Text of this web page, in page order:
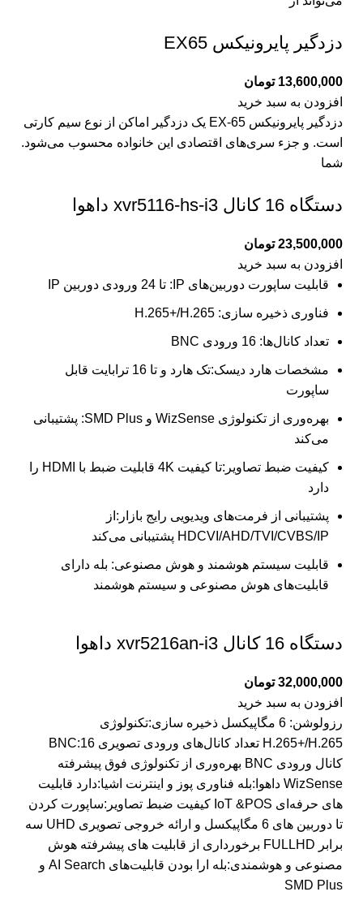
دزدگیر پایرونیکس EX65
13,600,000 تومان
افزودن به سبد خرید
دزدگیر پایرونیکس EX-65 یک دزدگیر اماکن از نوع سیم کارتی
است. و جزء سری‌های اقتصادی این خانواده محسوب می‌شود.
شما
دستگاه 16 کانال xvr5116-hs-i3 داهوا
23,500,000 تومان
افزودن به سبد خرید
قابلیت ساپورت دوربین‌های IP: تا 24 ورودی دوربین IP
فناوری ذخیره سازی: H.265+/H.265
تعداد کانال‌ها: 16 ورودی BNC
مشخصات هارد دیسک:تک هارد و تا 16 ترابایت قابل
ساپورت
بهره‌وری از تکنولوژی WizSense و SMD Plus: پشتیبانی
می‌کند
کیفیت ضبط تصاویر:تا کیفیت 4K قابلیت ضبط با HDMI را
دارد
پشتیبانی از فرمت‌های ویدیویی رایج بازار:از
HDCVI/AHD/TVI/CVBS/IP پشتیبانی می‌کند
قابلیت سیستم هوشمند و هوش مصنوعی: بله دارای
قابلیت‌های هوش مصنوعی و سیستم هوشمند
دستگاه 16 کانال xvr5216an-i3 داهوا
32,000,000 تومان
افزودن به سبد خرید
رزولوشن: 6 مگاپیکسل ذخیره سازی:تکنولوژی
H.265+/H.265 تعداد کانال‌های ورودی تصویری BNC:16
کانال ورودی BNC بهره‌وری از تکنولوژی فوق پیشرفته
WizSense داهوا:بله فناوری پوز و اینترنت اشیا:دارد قابلیت
های حرفه‌ای IoT &POS کیفیت ضبط تصاویر:ساپورت کردن
تا دوربین های 6 مگاپیکسل و ارائه خروجی تصویری UHD سه
برابر FULLHD برخورداری از قابلیت های پیشرفته هوش
مصنوعی و هوشمندی:بله ارا بودن قابلیت‌های AI Search و
SMD Plus